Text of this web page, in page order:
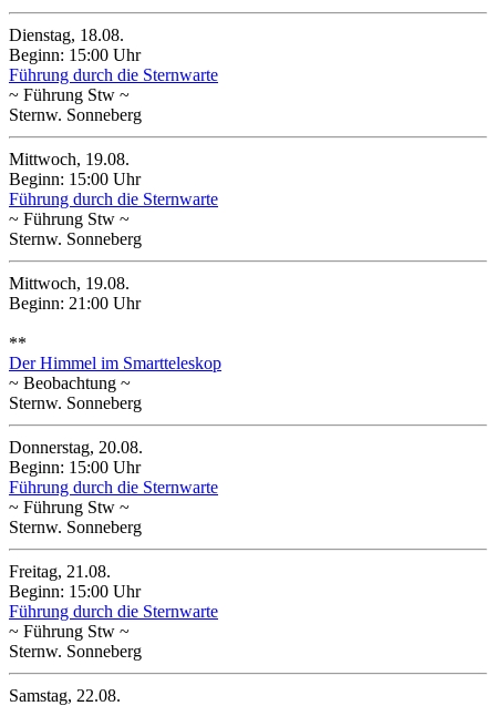
Dienstag, 18.08.
Beginn: 15:00 Uhr
Führung durch die Sternwarte
~ Führung Stw ~
Sternw. Sonneberg
Mittwoch, 19.08.
Beginn: 15:00 Uhr
Führung durch die Sternwarte
~ Führung Stw ~
Sternw. Sonneberg
Mittwoch, 19.08.
Beginn: 21:00 Uhr
**
Der Himmel im Smartteleskop
~ Beobachtung ~
Sternw. Sonneberg
Donnerstag, 20.08.
Beginn: 15:00 Uhr
Führung durch die Sternwarte
~ Führung Stw ~
Sternw. Sonneberg
Freitag, 21.08.
Beginn: 15:00 Uhr
Führung durch die Sternwarte
~ Führung Stw ~
Sternw. Sonneberg
Samstag, 22.08.